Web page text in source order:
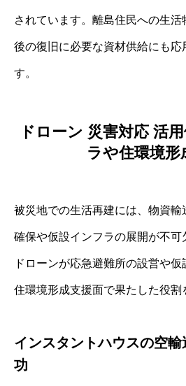
されています。離島住民への生
後の復旧に必要な資材供給にも応
す。
ドローン 災害対応 活
ラや住環境形
被災地での生活再建には、物資
確保や仮設インフラの展開が不可
ドローンが応急避難所の設営や仮
住環境形成支援面で果たした役割
インスタントハウスの空
功